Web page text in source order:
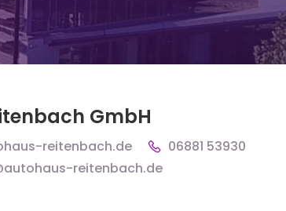
GmbH
reitenbach.de
06881 53930
reitenbach.de